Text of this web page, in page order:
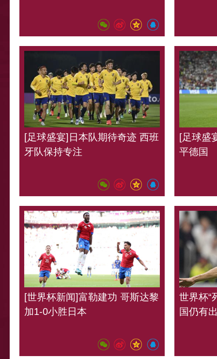
[足球盛宴]日本队期待奇迹 西班
牙队保持专注
[足球盛
平德国
[世界杯新闻]富勒建功 哥斯达黎
加1-0小胜日本
世界杯“
国仍有